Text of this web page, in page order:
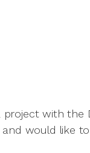
project with the
would like